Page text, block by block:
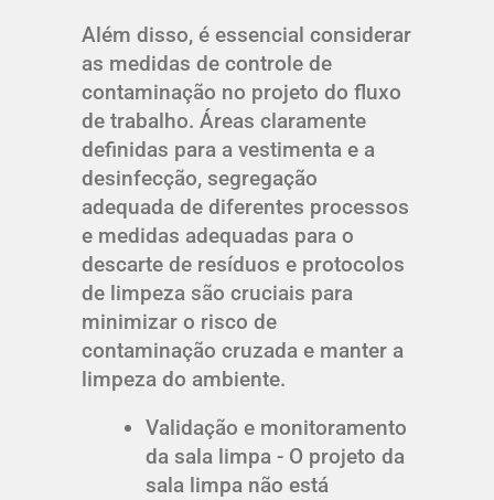
Além disso, é essencial considerar
as medidas de controle de
contaminação no projeto do fluxo
de trabalho. Áreas claramente
definidas para a vestimenta e a
desinfecção, segregação
adequada de diferentes processos
e medidas adequadas para o
descarte de resíduos e protocolos
de limpeza são cruciais para
minimizar o risco de
contaminação cruzada e manter a
limpeza do ambiente.
Validação e monitoramento
da sala limpa - O projeto da
sala limpa não está